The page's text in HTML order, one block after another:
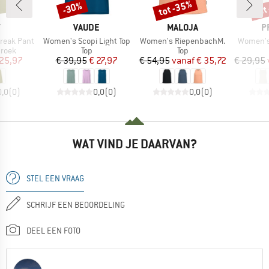
Pant
prijs
(0)
MERK
VAUDE
Artikel
Women's Scopi Light Top
Productgroep
Top
Prijs
€ 39,95Verlaagde prijs
€ 27,97
0,0(0)
Korting
-30%
MERK
MALOJA
Artikel
Women's RiepenbachM.
Productgroep
Top
Prijs
€ 54,95 Verlaagde prijs
vanaf€ 35,72
0,0(0)
Korting
tot -35%
Artikel
€ 29,95
WAT VIND JE DAARVAN?
STEL EEN VRAAG
SCHRIJF EEN BEOORDELING
DEEL EEN FOTO